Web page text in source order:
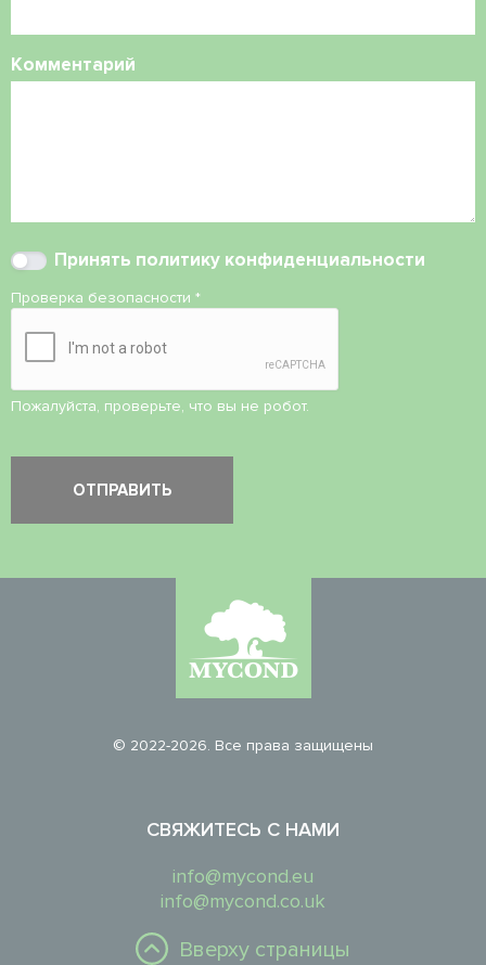
Комментарий
Принять политику конфиденциальности
Проверка безопасности *
Пожалуйста, проверьте, что вы не робот.
© 2022-2026. Все права защищены
СВЯЖИТЕСЬ С НАМИ
info@mycond.eu
info@mycond.co.uk
Вверху страницы